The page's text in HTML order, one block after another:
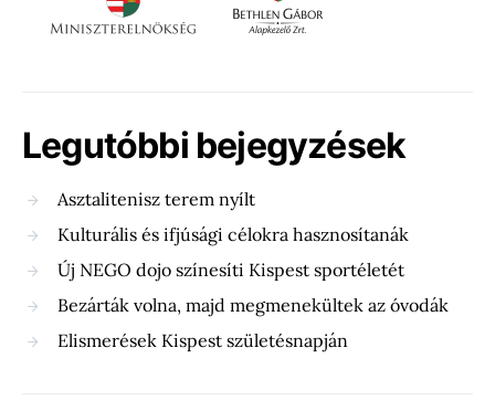
Legutóbbi bejegyzések
Asztalitenisz terem nyílt
Kulturális és ifjúsági célokra hasznosítanák
Új NEGO dojo színesíti Kispest sportéletét
Bezárták volna, majd megmenekültek az óvodák
Elismerések Kispest születésnapján